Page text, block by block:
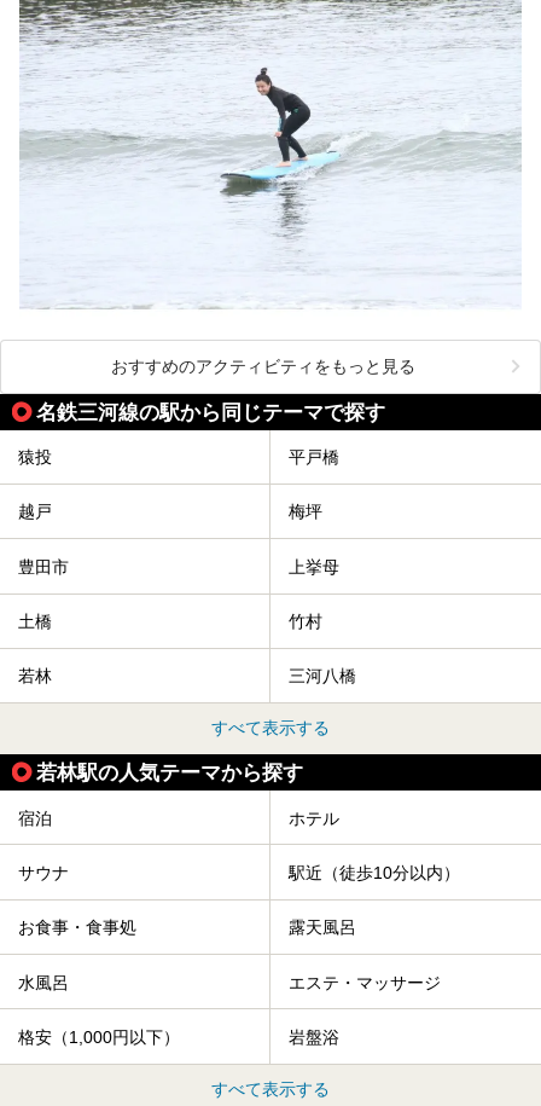
おすすめのアクティビティをもっと見る
名鉄三河線の駅から同じテーマで探す
猿投 平戸橋
越戸 梅坪
豊田市 上挙母
土橋 竹村
若林 三河八橋
すべて表示する
若林駅の人気テーマから探す
宿泊 ホテル
サウナ 駅近（徒歩10分以内）
お食事・食事処 露天風呂
水風呂 エステ・マッサージ
格安（1,000円以下） 岩盤浴
すべて表示する